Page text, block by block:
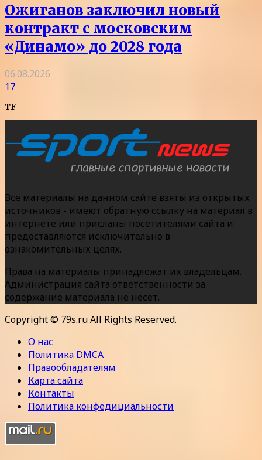
Ожиганов заключил новый
контракт с московским
«Динамо» до 2028 года
06.08.2026
17
TF
Все материалы на данном сайте взяты из открытых
источников - имеют обратную ссылку на материал в
интернете или присланы посетителями сайта и
предоставляются исключительно в
ознакомительных целях.
Права на материалы принадлежат их владельцам.
Администрация сайта ответственности за
содержание материала не несет.
Copyright © 79s.ru All Rights Reserved.
О нас
Политика DMCA
Правообладателям
Карта сайта
Контакты
Политика конфедициальности